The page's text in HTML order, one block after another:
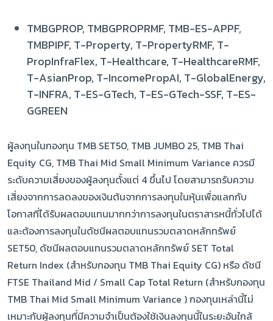
TMBGPROP, TMBGPROPRMF, TMB-ES-APPF,
TMBPIPF, T-Property, T-PropertyRMF, T-
PropInfraFlex, T-Healthcare, T-HealthcareRMF,
T-AsianProp, T-IncomePropAI, T-GlobalEnergy,
T-INFRA, T-ES-GTech, T-ES-GTech-SSF, T-ES-
GGREEN
ผู้ลงทุนในกองทุน TMB SET50, TMB JUMBO 25, TMB Thai
Equity CG, TMB Thai Mid Small Minimum Variance ควรมี
ระดับความเสี่ยงของผู้ลงทุนตั้งแต่ 4 ขึ้นไป โดยสามารถรับความ
เสี่ยงจากการลดลงของเงินต้นจากการลงทุนในหุ้นเพื่อแลกกับ
โอกาสที่ได้รับผลตอบแทนมากกว่าการลงทุนในตราสารหนี้ทั่วไปได้
และต้องการลงทุนในดัชนีผลตอบแทนรวมตลาดหลักทรัพย์
SET50, ดัชนีผลตอบแทนรวมตลาดหลักทรัพย์ SET Total
Return Index (สำหรับกองทุน TMB Thai Equity CG) หรือ ดัชนี
FTSE Thailand Mid / Small Cap Total Return (สำหรับกองทุน
TMB Thai Mid Small Minimum Variance ) กองทุนเหล่านี้ไม่
เหมาะกับผู้ลงทุนที่มีความจำเป็นต้องใช้เงินลงทุนนี้ในระยะอันใกล้